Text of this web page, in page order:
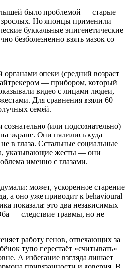
было проблемой — старые
Но японцы применили
буккальные эпигенетические
безболезненно взять мазок со
органами опеки (средний возраст
— прибором, который
видео с лицами людей,
Для сравнения взяли 60
семей.
сознательно (или подсознательно)
на экране. Они пялились куда
в глаза. Остальные социальные
указывающие жесты — они
именно с глазами.
может, ускоренное старение
а оно уже приводит к behavioural
показала: это два независимых
— следствие травмы, но не
работу генов, отвечающих за
тупо перестаёт «считывать»
А избегание взгляда лишает
привязанности и доверия. В